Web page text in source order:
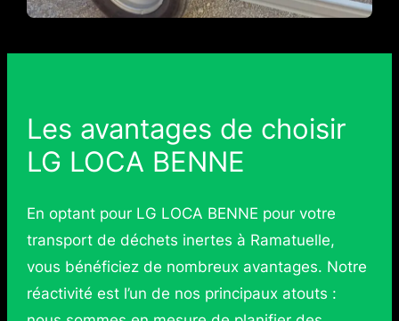
Les avantages de choisir
LG LOCA BENNE
En optant pour LG LOCA BENNE pour votre
transport de déchets inertes à Ramatuelle,
vous bénéficiez de nombreux avantages. Notre
réactivité est l’un de nos principaux atouts :